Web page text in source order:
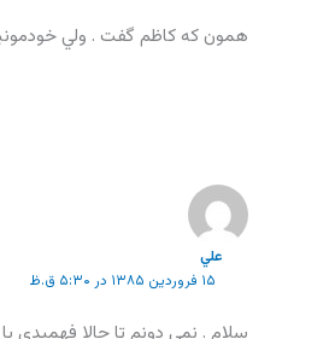
همون که کاظم گفت . ولي
علي
۱۵ فروردین ۱۳۸۵ در ۵:۳۰ ق.ظ